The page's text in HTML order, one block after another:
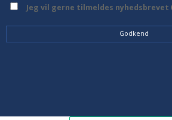
Jeg vil gerne tilmeldes nyhedsbrevet
Godkend